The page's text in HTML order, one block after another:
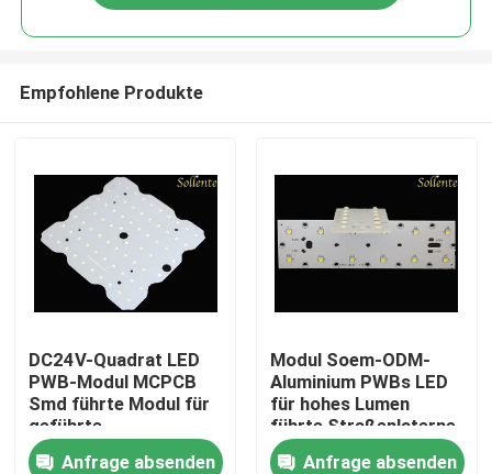
Empfohlene Produkte
DC24V-Quadrat LED
PWB-Modul MCPCB
Smd führte Modul für
geführte
Straßenbeleuchtung
Anfrage absenden
Modul Soem-ODM-
Aluminium PWBs LED
für hohes Lumen
führte Straßenlaterne
Anfrage absenden